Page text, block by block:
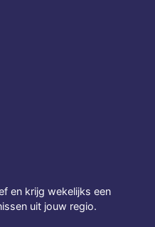
en krijg wekelijks een
uit jouw regio.